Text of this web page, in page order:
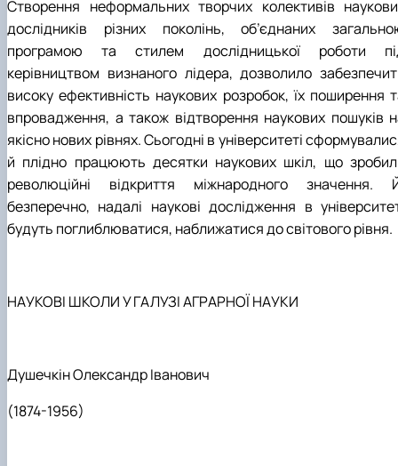
Створення неформальних творчих колективів
дослідників різних поколінь, об’єднаних
програмою та стилем дослідницької роботи
керівництвом визнаного лідера, дозволило
високу ефективність наукових розробок, їх поширення
впровадження, а також відтворення наукових пошуків
якісно нових рівнях. Сьогодні в університеті
й плідно працюють десятки наукових шкіл, що
революційні відкриття міжнародного значення.
безперечно, надалі наукові дослідження в
будуть поглиблюватися, наближатися до світового рівня.
НАУКОВІ ШКОЛИ У ГАЛУЗІ АГРАРНОЇ НАУКИ
Душечкін Олександр Іванович
(1874-1956)